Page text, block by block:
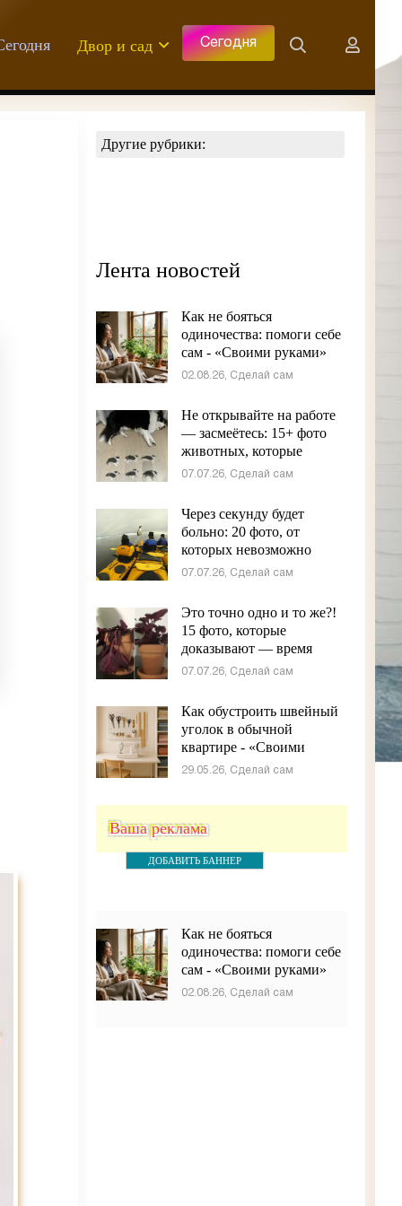
Двор и сад Сегодня
Другие рубрики:
Лента новостей
Как не бояться
одиночества: помоги себе
сам - «Своими руками»
02.08.26, Сделай сам
Не открывайте на работе
— засмеётесь: 15+ фото
животных, которые
сломали серьёзность
07.07.26, Сделай сам
Через секунду будет
больно: 20 фото, от
которых невозможно
отвести взгляд - «Своими
07.07.26, Сделай сам
Это точно одно и то же?!
15 фото, которые
доказывают — время
творит невероятное -
07.07.26, Сделай сам
Как обустроить швейный
уголок в обычной
квартире - «Своими
руками»
29.05.26, Сделай сам
Ваша реклама
ДОБАВИТЬ БАННЕР
Как не бояться
одиночества: помоги себе
сам - «Своими руками»
02.08.26, Сделай сам